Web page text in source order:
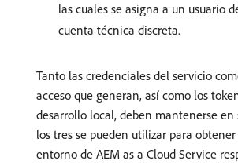
las cuales se asigna a un usuario
cuenta técnica discreta.
Tanto las credenciales del servicio
acceso que generan, así como los
desarrollo local, deben mantenerse en
los tres se pueden utilizar para obtener
entorno de AEM as a Cloud Service